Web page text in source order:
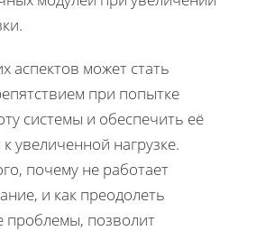
аспектов может стать
при попытке
системы и обеспечить её
увеличенной нагрузке.
почему не работает
и как преодолеть
позволит